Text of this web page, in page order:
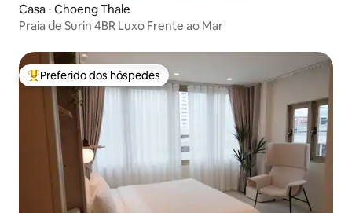
Casa ⋅ Choeng Thale
Praia de Surin 4BR Luxo Frente ao Mar
Entre os melhores preferidos dos hóspedes
Preferido dos hóspedes